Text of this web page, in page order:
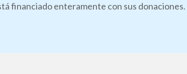
financiado enteramente con sus donaciones.